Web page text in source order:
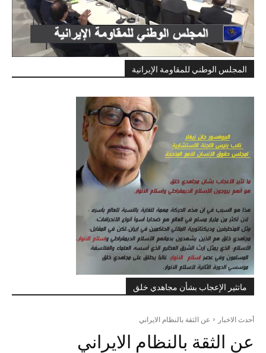
المجلس الوطني للمقاومة الإيرانية
ماتثير الإعجاب بشأن مجاهدي خلق
أحدث الاخبار عن الثقة بالنظام الايراني
عن الثقة بالنظام الايراني